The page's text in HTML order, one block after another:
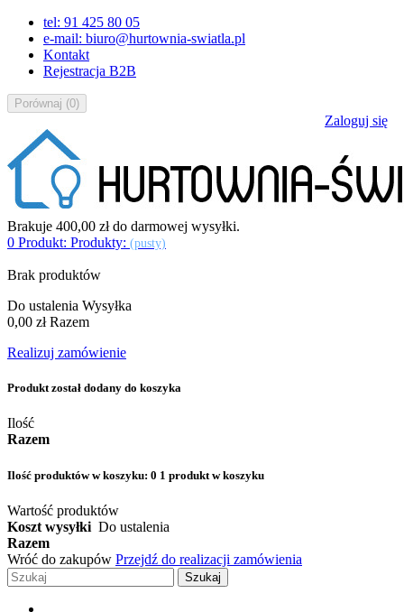
tel: 91 425 80 05
e-mail: biuro@hurtownia-swiatla.pl
Kontakt
Rejestracja B2B
Porównaj (0)
Zaloguj się
Brakuje 400,00 złdo darmowej wysyłki.
0 Produkt: Produkty: (pusty)
Brak produktów
Do ustalenia Wysyłka
0,00 zł Razem
Realizuj zamówienie
Produkt został dodany do koszyka
Ilość
Razem
Ilość produktów w koszyku: 0 1 produkt w koszyku
Wartość produktów
Koszt wysyłki Do ustalenia
Razem
Wróć do zakupów Przejdź do realizacji zamówienia
Szukaj